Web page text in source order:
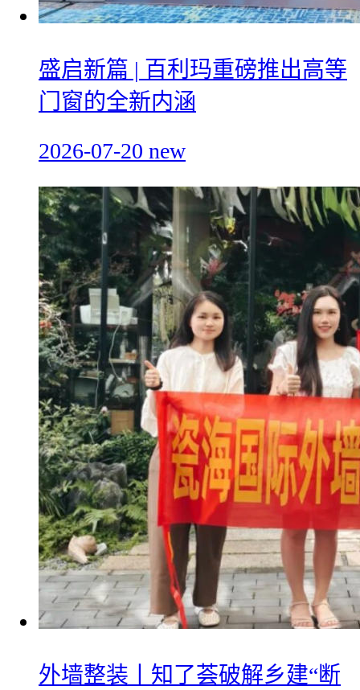
盛启新篇 | 百利玛重磅推出高等
门窗的全新内涵
2026-07-20 new
外墙整装丨知了荟破解乡建“断